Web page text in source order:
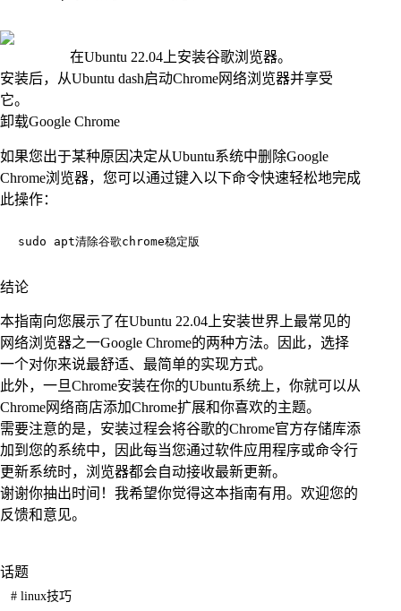
在Ubuntu 22.04上安装谷歌浏览器。
安装后，从Ubuntu dash启动Chrome网络浏览器并享受
它。
卸载Google Chrome
如果您出于某种原因决定从Ubuntu系统中删除Google
Chrome浏览器，您可以通过键入以下命令快速轻松地完成
此操作：
结论
本指南向您展示了在Ubuntu 22.04上安装世界上最常见的
网络浏览器之一Google Chrome的两种方法。因此，选择
一个对你来说最舒适、最简单的实现方式。
此外，一旦Chrome安装在你的Ubuntu系统上，你就可以从
Chrome网络商店添加Chrome扩展和你喜欢的主题。
需要注意的是，安装过程会将谷歌的Chrome官方存储库添
加到您的系统中，因此每当您通过软件应用程序或命令行
更新系统时，浏览器都会自动接收最新更新。
谢谢你抽出时间！我希望你觉得这本指南有用。欢迎您的
反馈和意见。
话题
#linux技巧